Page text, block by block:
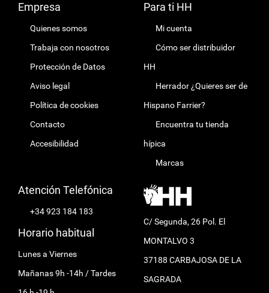
Empresa
Quienes somos
Trabaja con nosotros
Protección de Datos
Aviso legal
Política de cookies
Contacto
Accesibilidad
Para ti HH
Mi cuenta
Cómo ser distribuidor
HH
Herrador ¿Quieres ser de
Hispano Farrier?
Encuentra tu tienda
hípica
Marcas
Atención Telefónica
+34 923 184 183
Horario habitual
Lunes a Viernes
Mañanas 9h -14h / Tardes
C/ Segunda, 26 Pol. El
MONTALVO 3
37188 CARBAJOSA DE LA
SAGRADA